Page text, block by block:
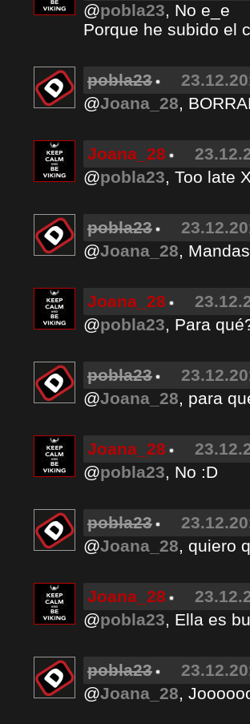
@pobla23, No e_e
Porque he subido el
pobla23
@Joana_28,
Joana_28
@pobla23, Too late
pobla23
@Joana_28,
Joana_28
@pobla23, Para
pobla23
@Joana_28, para
Joana_28
@pobla23, No :D
pobla23
@Joana_28, quiero
Joana_28
@pobla23, Ella es
pobla23
@Joana_28,